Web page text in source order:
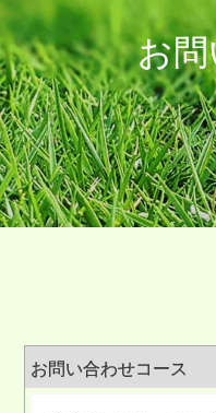
お
お問い合わせコース